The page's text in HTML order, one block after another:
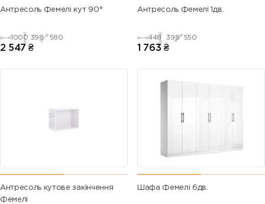
Антресоль Фемелі кут 90°
1000 398 580
2 547 ₴
Антресоль Фемелі 1дв.
448 398 550
1 763 ₴
Антресоль кутове закінчення
Фемелі
Шафа Фемелі 6дв.